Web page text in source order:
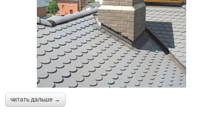
читать дальше →